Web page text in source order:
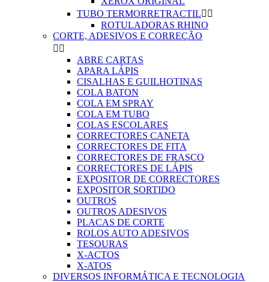
TUBO TERMORRETRACTIL 
ROTULADORAS RHINO
CORTE, ADESIVOS E CORREÇÃO
 
ABRE CARTAS
APARA LÁPIS
CISALHAS E GUILHOTINAS
COLA BATON
COLA EM SPRAY
COLA EM TUBO
COLAS ESCOLARES
CORRECTORES CANETA
CORRECTORES DE FITA
CORRECTORES DE FRASCO
CORRECTORES DE LÁPIS
EXPOSITOR DE CORRECTORES
EXPOSITOR SORTIDO
OUTROS
OUTROS ADESIVOS
PLACAS DE CORTE
ROLOS AUTO ADESIVOS
TESOURAS
X-ACTOS
X-ATOS
DIVERSOS INFORMÁTICA E TECNOLOGIA